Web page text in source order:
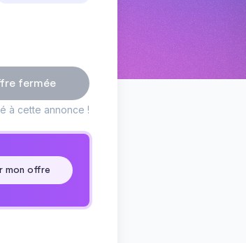
fermée
à cette annonce !
mon offre